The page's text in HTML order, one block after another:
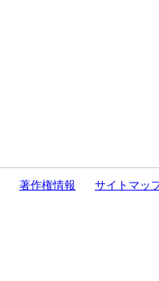
著作権情報 サイトマッ